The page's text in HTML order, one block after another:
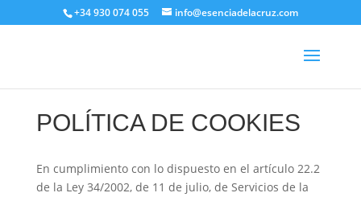
+34 930 074 055 info@esenciadelacruz.com
POLÍTICA DE COOKIES
En cumplimiento con lo dispuesto en el artículo 22.2
de la Ley 34/2002, de 11 de julio, de Servicios de la